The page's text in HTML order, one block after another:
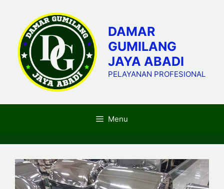
content
DAMAR
GUMILANG
JAYA ABADI
PELAYANAN PROFESIONAL
Menu